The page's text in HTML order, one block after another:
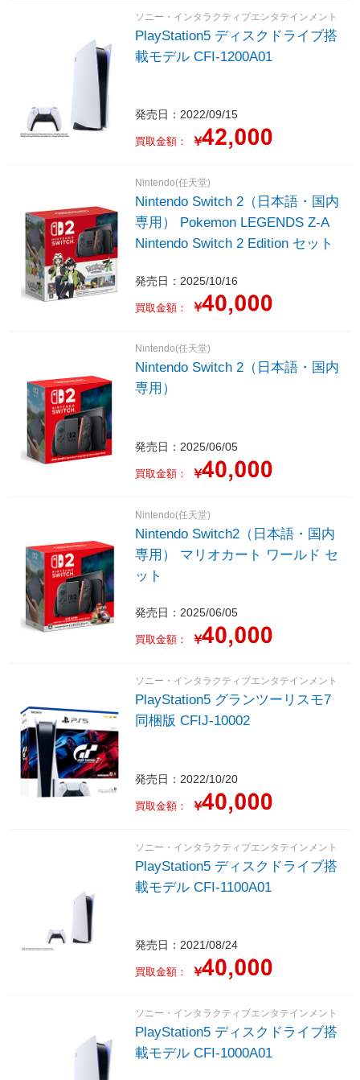
ソニー・インタラクティブエンタテインメント
PlayStation5 ディスクドライブ搭
載モデル CFI-1200A01
発売日：2022/09/15
買取金額： ￥
Nintendo(任天堂)
Nintendo Switch 2（日本語・国内
専用） Pokemon LEGENDS Z-A
Nintendo Switch 2 Edition セット
発売日：2025/10/16
買取金額： ￥
Nintendo(任天堂)
Nintendo Switch 2（日本語・国内
専用）
発売日：2025/06/05
買取金額： ￥
Nintendo(任天堂)
Nintendo Switch2（日本語・国内
専用） マリオカート ワールド セ
ット
発売日：2025/06/05
買取金額： ￥
ソニー・インタラクティブエンタテインメント
PlayStation5 グランツーリスモ7
同梱版 CFIJ-10002
発売日：2022/10/20
買取金額： ￥
ソニー・インタラクティブエンタテインメント
PlayStation5 ディスクドライブ搭
載モデル CFI-1100A01
発売日：2021/08/24
買取金額： ￥
ソニー・インタラクティブエンタテインメント
PlayStation5 ディスクドライブ搭
載モデル CFI-1000A01